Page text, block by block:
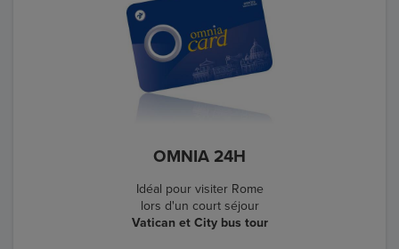
OMNIA 24H
Idéal pour visiter Rome
lors d'un court séjour
Vatican et City bus tour